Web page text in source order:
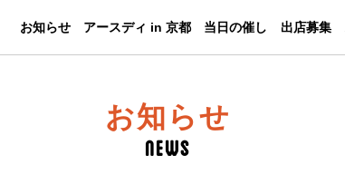
お知らせ アースディ in 京都 当日の催し 出店募集
News